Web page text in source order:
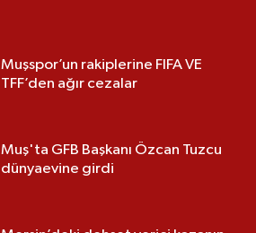
Muşspor’un rakiplerine FIFA VE
TFF’den ağır cezalar
Muş'ta GFB Başkanı Özcan Tuzcu
dünyaevine girdi